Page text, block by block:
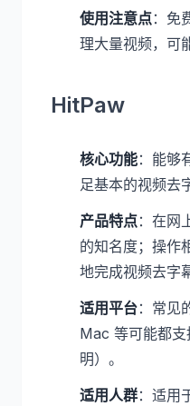
使用注意点：免
理大量视频，可
HitPaw
核心功能：能够
足基本的视频去
产品特点：在网
的知名度；操作
地完成视频去字
适用平台：常见
Mac 等可能都
明）。
适用人群：适用